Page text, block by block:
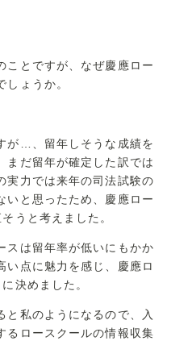
ことですが、なぜ慶應ロー
しょうか。
が…、留年しそうな成績を
まだ留年が確定した訳では
実力では来年の司法試験の
いと思ったため、慶應ロー
うと考えました。
スは留年率が低いにもかか
い点に魅力を感じ、慶應ロ
決めました。
と私のようになるので、入
るロースクールの情報収集